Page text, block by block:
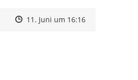
Zeitpunkt des Erstellens
Zeitpunkt des Erstellens
11. Juni um 16:16Zur Äußerung